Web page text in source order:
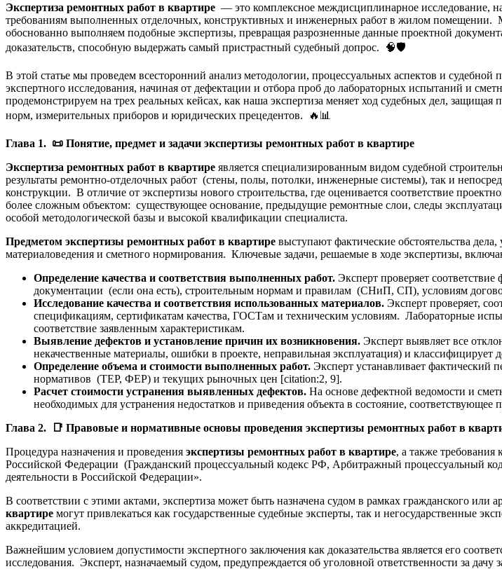
Экспертиза ремонтных работ в квартире — это комплексное междисциплинарное исследование,
требованиям выполненных отделочных, конструктивных и инженерных работ в жилом помещении.
обоснованно выполняем подобные экспертизы, превращая разрозненные данные проектной
доказательств, способную выдержать самый пристрастный судебный допрос. 🧠🛡️
В этой статье мы проведем всесторонний анализ методологии, процессуальных аспектов и судебной
экспертного исследования, начиная от дефектации и отбора проб до лабораторных испытаний и
продемонстрируем на трех реальных кейсах, как наша экспертиза меняет ход судебных дел,
норм, измерительных приборов и юридических прецедентов. 🔥📊
Глава 1. 📜 Понятие, предмет и задачи экспертизы ремонтных работ в квартире
Экспертиза ремонтных работ в квартире является специализированным видом судебной
результаты ремонтно-отделочных работ (стены, полы, потолки, инженерные системы), так и
конструкции. В отличие от экспертизы нового строительства, где оценивается соответствие
более сложным объектом: существующее основание, предыдущие ремонтные слои, следы
особой методологической базы и высокой квалификации специалиста.
Предметом экспертизы ремонтных работ в квартире выступают фактические обстоятельства
материаловедения и сметного нормирования. Ключевые задачи, решаемые в ходе экспертизы,
Определение качества и соответствия выполненных работ. Эксперт проверяет
документации (если она есть), строительным нормам и правилам (СНиП, СП), условиям
Исследование качества и соответствия использованных материалов. Эксперт проверяет,
спецификациям, сертификатам качества, ГОСТам и техническим условиям. Лабораторные
соответствие заявленным характеристикам.
Выявление дефектов и установление причин их возникновения. Эксперт выявляет все
некачественные материалы, ошибки в проекте, неправильная эксплуатация) и классифицирует
Определение объема и стоимости выполненных работ. Эксперт устанавливает фактический
нормативов (ТЕР, ФЕР) и текущих рыночных цен [citation:2, 9].
Расчет стоимости устранения выявленных дефектов. На основе дефектной ведомости и
необходимых для устранения недостатков и приведения объекта в состояние,
Глава 2.
📑 Правовые и нормативные основы проведения экспертизы ремонтных работ в
Процедура назначения и проведения экспертизы ремонтных работ в квартире, а также требования
Российской Федерации (Гражданский процессуальный кодекс РФ, Арбитражный процессуальный
деятельности в Российской Федерации».
В соответствии с этими актами, экспертиза может быть назначена судом в рамках гражданского или
квартире могут привлекаться как государственные судебные эксперты, так и негосударственные
аккредитацией.
Важнейшим условием допустимости экспертного заключения как доказательства является его
исследования. Эксперт, назначаемый судом, предупреждается об уголовной ответственности за